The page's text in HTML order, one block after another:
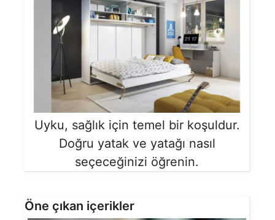
Uyku, sağlık için temel bir koşuldur.
Doğru yatak ve yatağı nasıl
seçeceğinizi öğrenin.
Öne çıkan içerikler